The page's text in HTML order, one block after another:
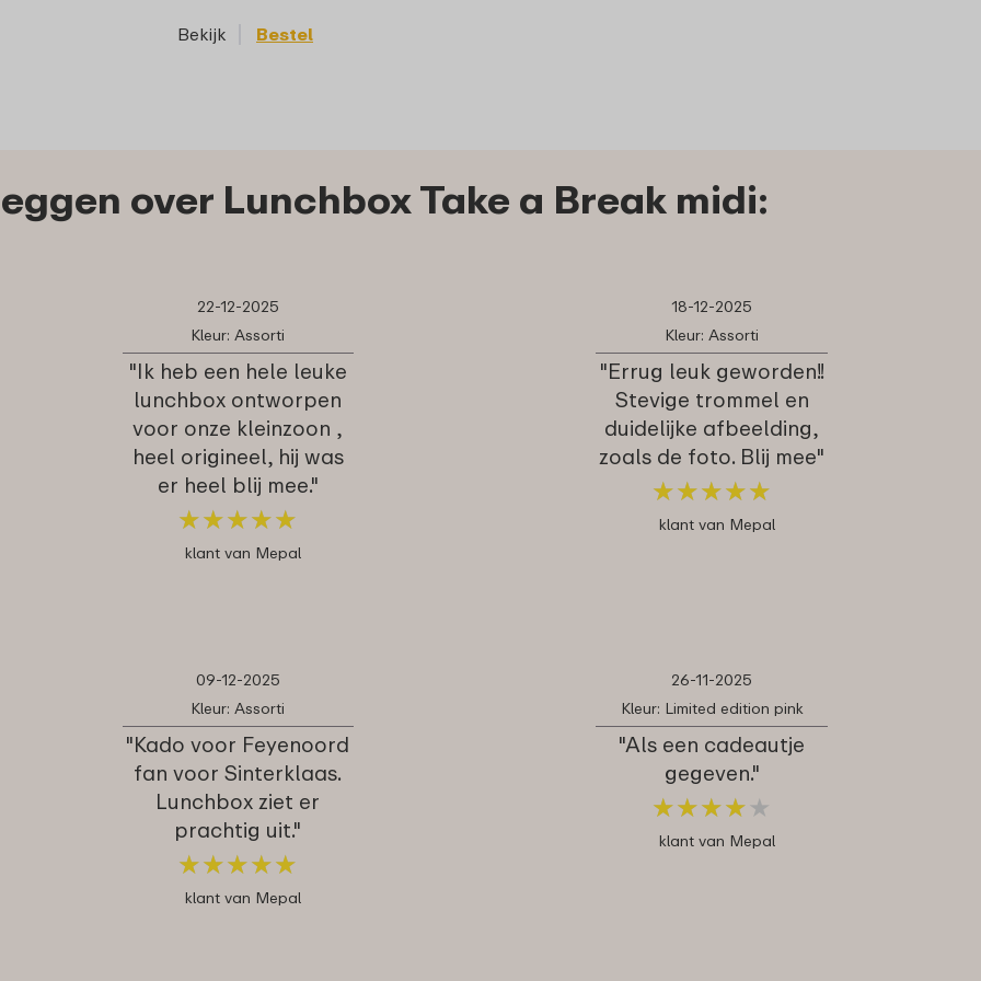
Bekijk Bestel
over Lunchbox Take a Break midi:
22-12-2025
Kleur: Assorti
"Ik heb een hele leuke
lunchbox ontworpen
voor onze kleinzoon ,
heel origineel, hij was
er heel blij mee."
★★★★★
★★★★★
klant van Mepal
18-12-2025
Kleur: Assorti
"Errug leuk geworden!!
Stevige trommel en
duidelijke afbeelding,
zoals de foto. Blij mee"
★★★★★
★★★★★
klant van Mepal
09-12-2025
Kleur: Assorti
"Kado voor Feyenoord
fan voor Sinterklaas.
Lunchbox ziet er
prachtig uit."
★★★★★
★★★★★
klant van Mepal
26-11-2025
Kleur: Limited edition pink
"Als een cadeautje
gegeven."
★★★★ ★
★★★★ ★
klant van Mepal